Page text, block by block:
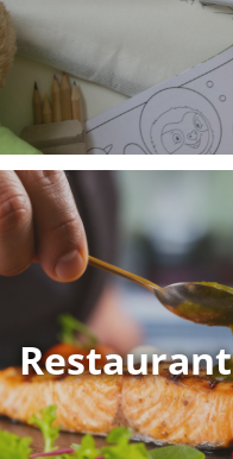
Restaurant